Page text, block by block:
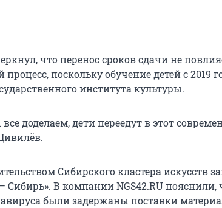
что перенос сроков сдачи не
поскольку обучение детей с 2019
института культуры.
доделаем, дети переедут в этот
Сибирского кластера искусств
Сибирь». В компании NGS42.RU пояснили,
были задержаны поставки